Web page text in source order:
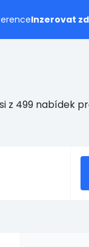
Inzerovat
z 499 nabídek